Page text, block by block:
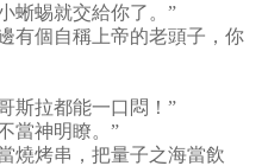
蜥蜴就交給你了。”
有個自稱上帝的老頭子，你
斯拉都能一口悶！”
當神明瞭。”
燒烤串，把量子之海當飲